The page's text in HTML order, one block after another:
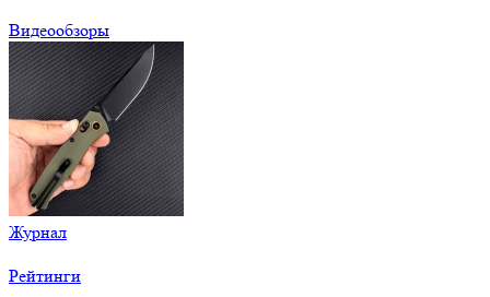
Видеообзоры
Журнал
Рейтинги